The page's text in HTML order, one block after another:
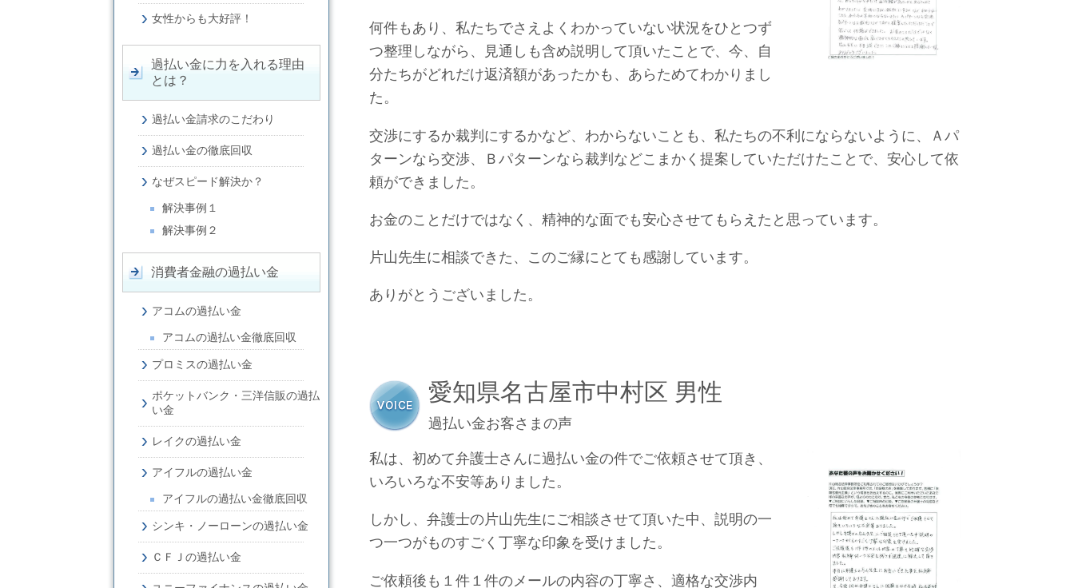
何件もあり、私たちでさえよくわかっていない状況をひとつず
つ整理しながら、見通しも含め説明して頂いたことで、今、自
分たちがどれだけ返済額があったかも、あらためてわかりまし
た。
交渉にするか裁判にするかなど、わからないことも、私たちの不利にならないように、Ａパ
ターンなら交渉、Ｂパターンなら裁判などこまかく提案していただけたことで、安心して依
頼ができました。
お金のことだけではなく、精神的な面でも安心させてもらえたと思っています。
片山先生に相談できた、このご縁にとても感謝しています。
ありがとうございました。
愛知県名古屋市中村区 男性
過払い金お客さまの声
私は、初めて弁護士さんに過払い金の件でご依頼させて頂き、
いろいろな不安等ありました。
しかし、弁護士の片山先生にご相談させて頂いた中、説明の一
つ一つがものすごく丁寧な印象を受けました。
ご依頼後も１件１件のメールの内容の丁寧さ、適格な交渉内
女性からも大好評！
過払い金に力を入れる理由
とは？
過払い金請求のこだわり
過払い金の徹底回収
なぜスピード解決か？
解決事例１
解決事例２
消費者金融の過払い金
アコムの過払い金
アコムの過払い金徹底回収
プロミスの過払い金
ポケットバンク・三洋信販の過払
い金
レイクの過払い金
アイフルの過払い金
アイフルの過払い金徹底回収
シンキ・ノーローンの過払い金
ＣＦＪの過払い金